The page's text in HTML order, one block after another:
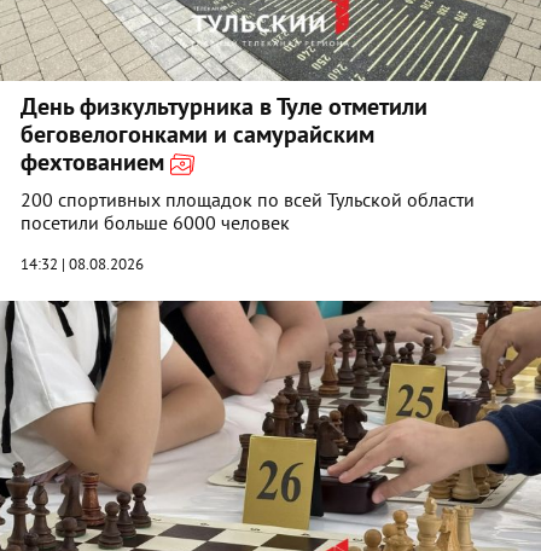
День физкультурника в Туле отметили
беговелогонками и самурайским
фехтованием
200 спортивных площадок по всей Тульской области
посетили больше 6000 человек
14:32 | 08.08.2026